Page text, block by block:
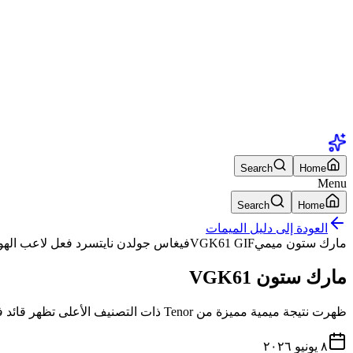
Home
Search
Menu
Home
Search
العودة إلى دليل الميمات
مارك ستون ميميVGK61 GIFفيغاس جولدن نايتسرد فعل لاعب
مارك ستون VGK61
ظهرت نتيجة ميمية مميزة من Tenor ذات التصنيف الأعلى تظهر قائد فريق Vegas Golden Knights مارك ستون وهو يرفع عصاه أمام المرمى تحت سبيكة Tenor URL vgk61-mark-stone.
٨ يونيو ٢٠٢٦